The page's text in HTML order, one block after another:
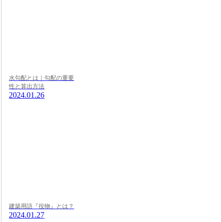
水勾配とは｜勾配の重要
性と算出方法
2024.01.26
建築用語『役物』とは？
2024.01.27